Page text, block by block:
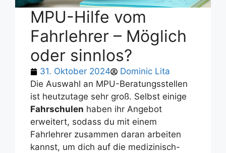
MPU-Hilfe vom
Fahrlehrer – Möglich
oder sinnlos?
31. Oktober 2024
Dominic Lita
Die Auswahl an MPU-Beratungsstellen
ist heutzutage sehr groß. Selbst einige
Fahrschulen haben ihr Angebot
erweitert, sodass du mit einem
Fahrlehrer zusammen daran arbeiten
kannst, um dich auf die medizinisch-